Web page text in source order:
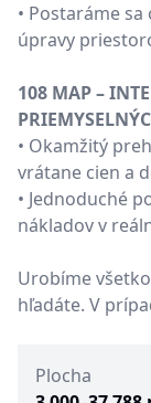
• Postaráme
úpravy
108 MAP –
• Okamžitý
vrátane cien a
• Jednoduché
nákladov v
Urobíme
hľadáte. V
Plocha